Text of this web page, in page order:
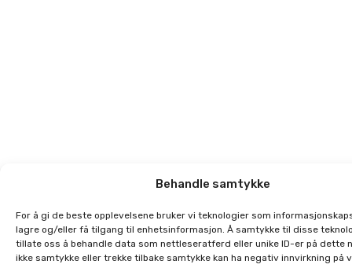
Behandle samtykke
For å gi de beste opplevelsene bruker vi teknologier som
lagre og/eller få tilgang til enhetsinformasjon. Å samtykke til disse
tillate oss å behandle data som nettleseratferd eller unike ID-er på dette
ikke samtykke eller trekke tilbake samtykke kan ha negativ innvirkning på